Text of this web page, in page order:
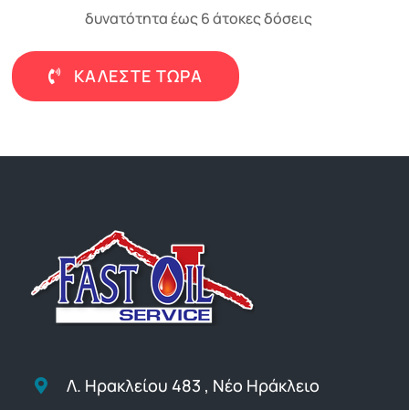
δυνατότητα έως 6 άτοκες δόσεις
ΚΑΛΕΣΤΕ ΤΩΡΑ
Λ. Ηρακλείου 483 , Νέο Ηράκλειο